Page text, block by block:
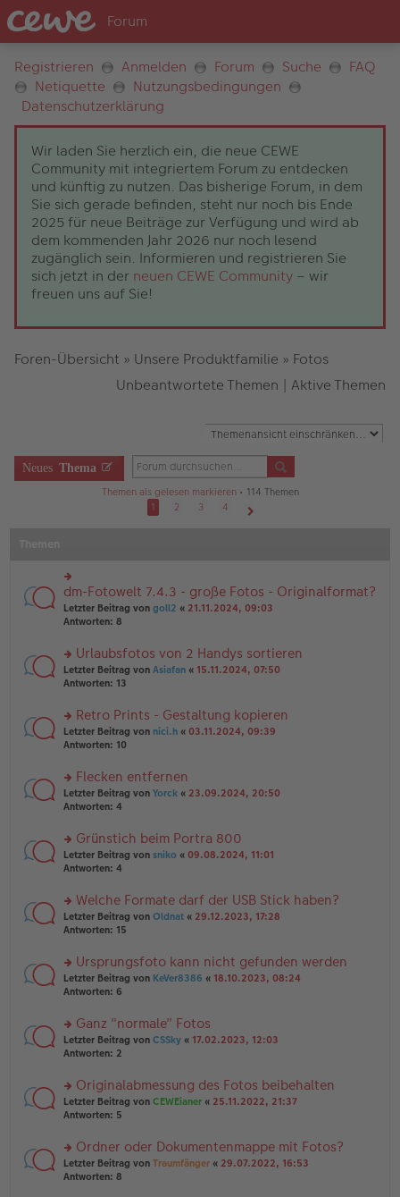
Registrieren Anmelden Forum Suche
FAQ
Netiquette
Nutzungsbedingungen
Datenschutzerklärung
Wir laden Sie herzlich ein, die neue CEWE
Community mit integriertem Forum zu entdecken
und künftig zu nutzen. Das bisherige Forum, in dem
Sie sich gerade befinden, steht nur noch bis Ende
2025 für neue Beiträge zur Verfügung und wird ab
dem kommenden Jahr 2026 nur noch lesend
zugänglich sein. Informieren und registrieren Sie
sich jetzt in der neuen CEWE Community – wir
freuen uns auf Sie!
Foren-Übersicht » Unsere Produktfamilie » Fotos
Unbeantwortete Themen | Aktive Themen
Neues Thema
Themen als gelesen markieren• 114 Themen
1
2 3
4
rs
te
r
g
el
es
n
er
B
ei
a
g
dm-Fotowelt 7.4.3 - große Fotos - Originalformat?
Letzter Beitrag von goll2 « 21.11.2024, 09:03
Antworten: 8
rs
te
n
g
el
e
n
er
tr
a
g
Urlaubsfotos von 2 Handys sortieren
Letzter Beitrag von Asiafan « 15.11.2024, 07:50
Antworten: 13
rs
te
n
g
el
e
n
er
tr
a
g
Retro Prints - Gestaltung kopieren
Letzter Beitrag von nici.h « 03.11.2024, 09:39
Antworten: 10
rs
te
n
g
el
e
n
er
tr
a
g
Flecken entfernen
Letzter Beitrag von Yorck « 23.09.2024, 20:50
Antworten: 4
rs
te
n
g
el
e
n
er
tr
a
g
Grünstich beim Portra 800
Letzter Beitrag von sniko « 09.08.2024, 11:01
Antworten: 4
rs
te
n
g
el
e
n
er
tr
a
g
Welche Formate darf der USB Stick haben?
Letzter Beitrag von Oldnat « 29.12.2023, 17:28
Antworten: 15
rs
te
n
g
el
e
n
er
tr
a
g
Ursprungsfoto kann nicht gefunden werden
Letzter Beitrag von KeVer8386 « 18.10.2023, 08:24
Antworten: 6
rs
te
n
g
el
e
n
er
Ganz "normale" Fotos
Letzter Beitrag von CSSky « 17.02.2023, 12:03
Antworten: 2
rs
te
n
g
el
Originalabmessung des Fotos beibehalten
Letzter Beitrag von CEWEianer « 25.11.2022, 21:37
Antworten: 5
rs
te
Ordner oder Dokumentenmappe mit Fotos?
Letzter Beitrag von Traumfänger « 29.07.2022, 16:53
Antworten: 8